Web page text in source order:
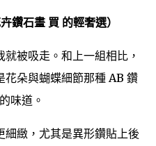
鑽石畫 買 的輕奢選）
被吸走。和上一組相比，
花朵與蝴蝶細節那種 AB 鑽
味道。
細緻，尤其是異形鑽貼上後